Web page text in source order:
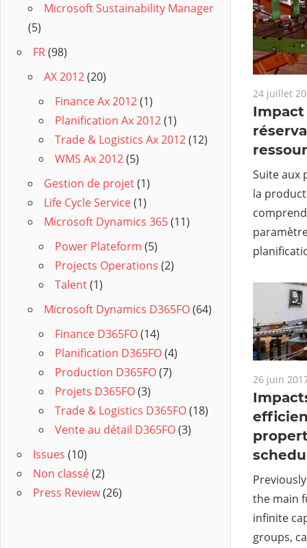
24 juillet
Suite aux
la
26 juin
the main
infinite
groups,
Microsoft Sustainability Manager
(5)
FR(98)
AX 2012(20)
Finance Ax 2012(1)
Planification Ax 2012(1)
Trade & Logistics Ax 2012(12)
WMS Ax 2012(5)
Gestion de projet(1)
Life Cycle Service(1)
Microsoft Dynamics 365(11)
Power Plateform (5)
Projects Operations (2)
Talent(1)
Microsoft Dynamics D365FO(64)
Finance D365FO(14)
Planification D365FO(4)
Production D365FO(7)
Projets D365FO(3)
Trade & Logistics D365FO(18)
Vente au détail D365FO(3)
Issues (10)
Non classé(2)
Press Review(26)